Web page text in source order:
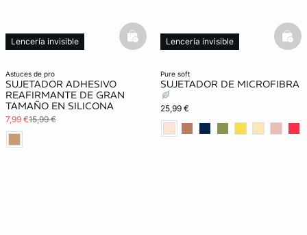
astuces de pro
SUJETADOR ADHESIVO
REAFIRMANTE DE GRAN
TAMAÑO EN SILICONA
7,99 €15,99 €
Lencería invisible basketfull
pure soft
SUJETADOR DE MICROFIBRA
25,99 €
Lencería invisible